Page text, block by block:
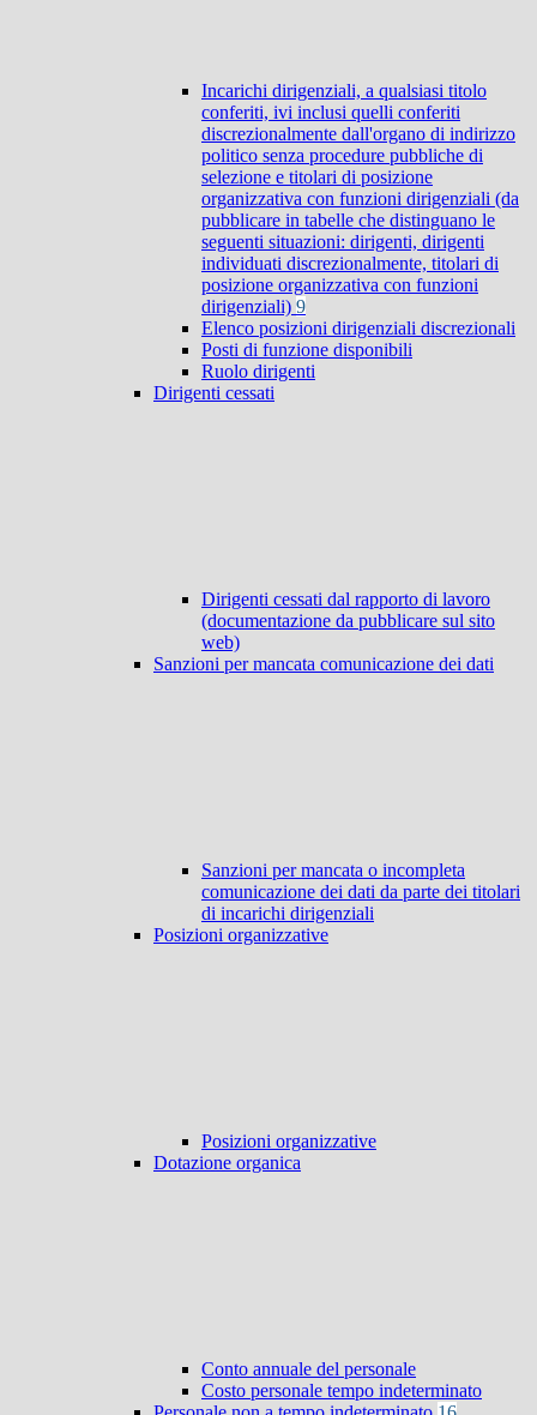
Incarichi dirigenziali, a qualsiasi titolo
conferiti, ivi inclusi quelli conferiti
discrezionalmente dall'organo di indirizzo
politico senza procedure pubbliche di
selezione e titolari di posizione
organizzativa con funzioni dirigenziali (da
pubblicare in tabelle che distinguano le
seguenti situazioni: dirigenti, dirigenti
individuati discrezionalmente, titolari di
posizione organizzativa con funzioni
dirigenziali) 9
Elenco posizioni dirigenziali discrezionali
Posti di funzione disponibili
Ruolo dirigenti
Dirigenti cessati
Dirigenti cessati dal rapporto di lavoro
(documentazione da pubblicare sul sito
web)
Sanzioni per mancata comunicazione dei dati
Sanzioni per mancata o incompleta
comunicazione dei dati da parte dei titolari
di incarichi dirigenziali
Posizioni organizzative
Posizioni organizzative
Dotazione organica
Conto annuale del personale
Costo personale tempo indeterminato